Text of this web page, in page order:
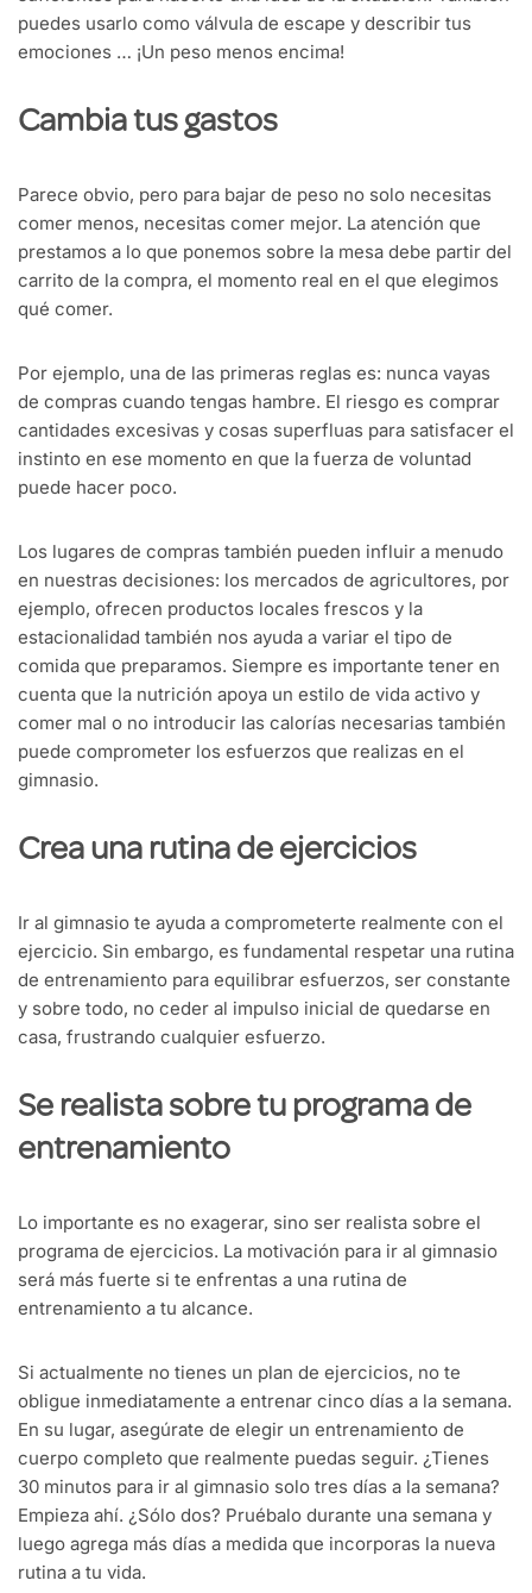
puedes usarlo como válvula de escape y describir tus
emociones … ¡Un peso menos encima!
Cambia tus gastos
Parece obvio, pero para bajar de peso no solo necesitas
comer menos, necesitas comer mejor. La atención que
prestamos a lo que ponemos sobre la mesa debe partir del
carrito de la compra, el momento real en el que elegimos
qué comer.
Por ejemplo, una de las primeras reglas es: nunca vayas
de compras cuando tengas hambre. El riesgo es comprar
cantidades excesivas y cosas superfluas para satisfacer el
instinto en ese momento en que la fuerza de voluntad
puede hacer poco.
Los lugares de compras también pueden influir a menudo
en nuestras decisiones: los mercados de agricultores, por
ejemplo, ofrecen productos locales frescos y la
estacionalidad también nos ayuda a variar el tipo de
comida que preparamos. Siempre es importante tener en
cuenta que la nutrición apoya un estilo de vida activo y
comer mal o no introducir las calorías necesarias también
puede comprometer los esfuerzos que realizas en el
gimnasio.
Crea una rutina de ejercicios
Ir al gimnasio te ayuda a comprometerte realmente con el
ejercicio. Sin embargo, es fundamental respetar una rutina
de entrenamiento para equilibrar esfuerzos, ser constante
y sobre todo, no ceder al impulso inicial de quedarse en
casa, frustrando cualquier esfuerzo.
Se realista sobre tu programa de
entrenamiento
Lo importante es no exagerar, sino ser realista sobre el
programa de ejercicios. La motivación para ir al gimnasio
será más fuerte si te enfrentas a una rutina de
entrenamiento a tu alcance.
Si actualmente no tienes un plan de ejercicios, no te
obligue inmediatamente a entrenar cinco días a la semana.
En su lugar, asegúrate de elegir un entrenamiento de
cuerpo completo que realmente puedas seguir. ¿Tienes
30 minutos para ir al gimnasio solo tres días a la semana?
Empieza ahí. ¿Sólo dos? Pruébalo durante una semana y
luego agrega más días a medida que incorporas la nueva
rutina a tu vida.